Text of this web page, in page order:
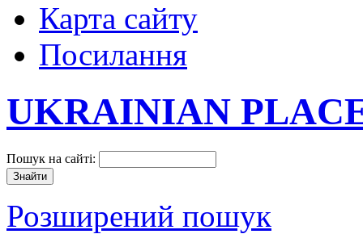
Карта сайту
Посилання
UKRAINIAN
Пошук на сайті:
Розширений пошук